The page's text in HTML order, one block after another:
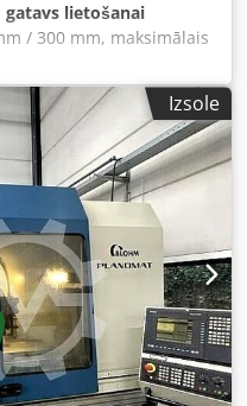
gatavs lietošanai
/ 300 mm, maksimālais
slīpēšanas
starp galda un
galda slodze: 670 kg,
kustība: 859 mm
2800 apgr./min,
400 mm / 165 mm,
mm. Iekārtas izmēri
svars: apm. 3100 kg.
apskate uz vietas.
Izsole